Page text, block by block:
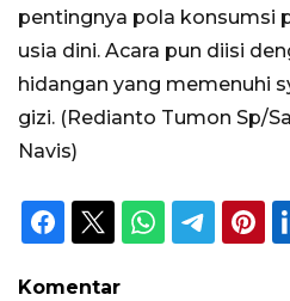
pentingnya pola konsumsi
usia dini. Acara pun diisi
hidangan yang memenuhi
gizi. (Redianto Tumon Sp/
Navis)
Komentar